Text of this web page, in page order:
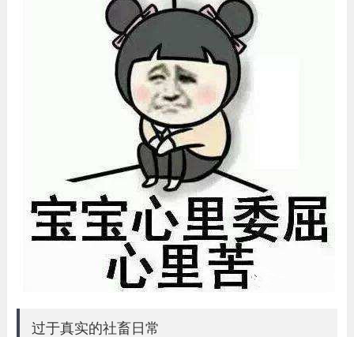
过于真实的社畜日常